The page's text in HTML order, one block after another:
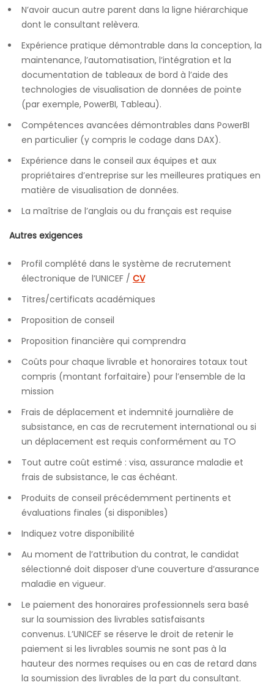
N’avoir aucun autre parent dans la ligne hiérarchique
dont le consultant relèvera.
Expérience pratique démontrable dans la conception, la
maintenance, l’automatisation, l’intégration et la
documentation de tableaux de bord à l’aide des
technologies de visualisation de données de pointe
(par exemple, PowerBI, Tableau).
Compétences avancées démontrables dans PowerBI
en particulier (y compris le codage dans DAX).
Expérience dans le conseil aux équipes et aux
propriétaires d’entreprise sur les meilleures pratiques en
matière de visualisation de données.
La maîtrise de l’anglais ou du français est requise
Autres exigences
Profil complété dans le système de recrutement
électronique de l’UNICEF / CV
Titres/certificats académiques
Proposition de conseil
Proposition financière qui comprendra
Coûts pour chaque livrable et honoraires totaux tout
compris (montant forfaitaire) pour l’ensemble de la
mission
Frais de déplacement et indemnité journalière de
subsistance, en cas de recrutement international ou si
un déplacement est requis conformément au TO
Tout autre coût estimé : visa, assurance maladie et
frais de subsistance, le cas échéant.
Produits de conseil précédemment pertinents et
évaluations finales (si disponibles)
Indiquez votre disponibilité
Au moment de l’attribution du contrat, le candidat
sélectionné doit disposer d’une couverture d’assurance
maladie en vigueur.
Le paiement des honoraires professionnels sera basé
sur la soumission des livrables satisfaisants
convenus. L’UNICEF se réserve le droit de retenir le
paiement si les livrables soumis ne sont pas à la
hauteur des normes requises ou en cas de retard dans
la soumission des livrables de la part du consultant.